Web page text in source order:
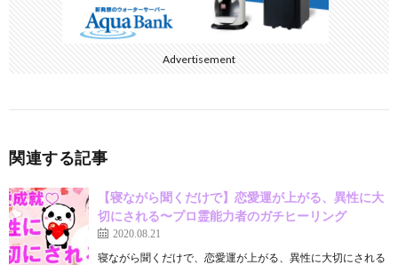
Advertisement
関連する記事
【寝ながら聞くだけで】恋愛運が上がる、異性に大
切にされる〜プロ霊能力者のガチヒーリング
2020.08.21
寝ながら聞くだけで、恋愛運が上がる、異性に大切にされる